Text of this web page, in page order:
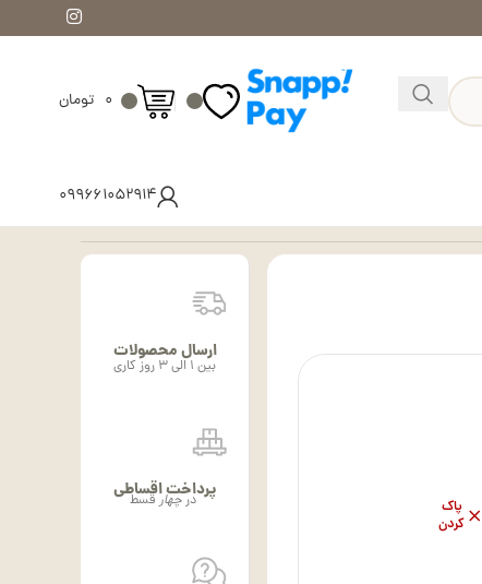
۰ تومان
۰۹۹۶۶۱۰۵۲۹۱۴
پاک
کردن
ارسال محصولات
بین ۱ الی ۳ روز کاری
پرداخت اقساطی
درچهارقسط